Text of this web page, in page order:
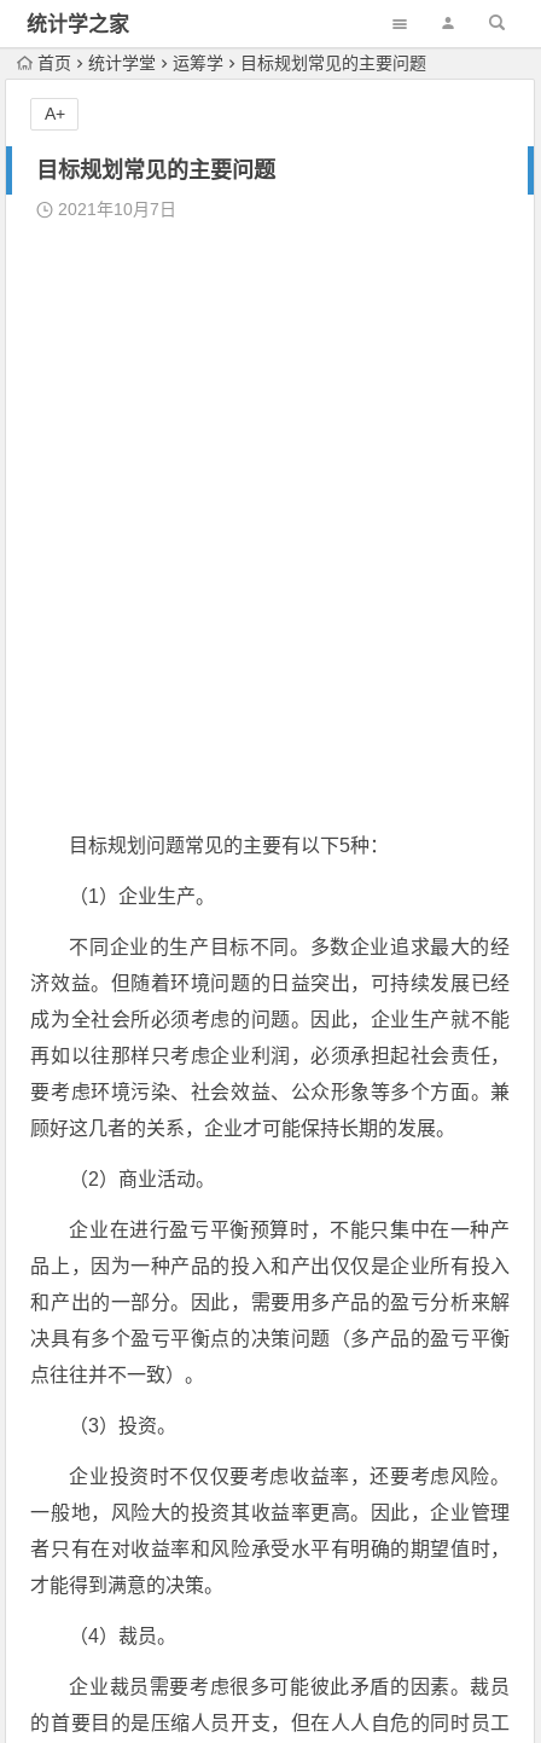
统计学之家
首页 统计学堂 运筹学 目标规划常见的主要问题
目标规划常见的主要问题
2021年10月7日
目标规划问题常见的主要有以下5种：
（1）企业生产。
不同企业的生产目标不同。多数企业追求最大的经
济效益。但随着环境问题的日益突出，可持续发展已经
成为全社会所必须考虑的问题。因此，企业生产就不能
再如以往那样只考虑企业利润，必须承担起社会责任，
要考虑环境污染、社会效益、公众形象等多个方面。兼
顾好这几者的关系，企业才可能保持长期的发展。
（2）商业活动。
企业在进行盈亏平衡预算时，不能只集中在一种产
品上，因为一种产品的投入和产出仅仅是企业所有投入
和产出的一部分。因此，需要用多产品的盈亏分析来解
决具有多个盈亏平衡点的决策问题（多产品的盈亏平衡
点往往并不一致）。
（3）投资。
企业投资时不仅仅要考虑收益率，还要考虑风险。
一般地，风险大的投资其收益率更高。因此，企业管理
者只有在对收益率和风险承受水平有明确的期望值时，
才能得到满意的决策。
（4）裁员。
企业裁员需要考虑很多可能彼此矛盾的因素。裁员
的首要目的是压缩人员开支，但在人人自危的同时员工
A+